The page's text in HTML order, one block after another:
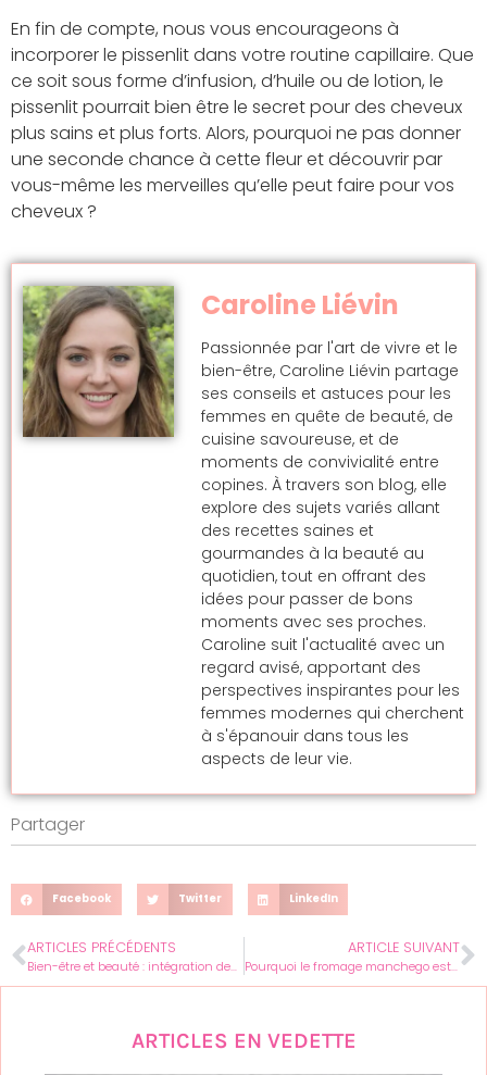
En fin de compte, nous vous encourageons à
incorporer le pissenlit dans votre routine capillaire. Que
ce soit sous forme d’infusion, d’huile ou de lotion, le
pissenlit pourrait bien être le secret pour des cheveux
plus sains et plus forts. Alors, pourquoi ne pas donner
une seconde chance à cette fleur et découvrir par
vous-même les merveilles qu’elle peut faire pour vos
cheveux ?
Caroline Liévin
Passionnée par l'art de vivre et le
bien-être, Caroline Liévin partage
ses conseils et astuces pour les
femmes en quête de beauté, de
cuisine savoureuse, et de
moments de convivialité entre
copines. À travers son blog, elle
explore des sujets variés allant
des recettes saines et
gourmandes à la beauté au
quotidien, tout en offrant des
idées pour passer de bons
moments avec ses proches.
Caroline suit l'actualité avec un
regard avisé, apportant des
perspectives inspirantes pour les
femmes modernes qui cherchent
à s'épanouir dans tous les
aspects de leur vie.
Partager
Facebook Twitter LinkedIn
ARTICLES PRÉCÉDENTS
Bien-être et beauté : intégration des pratiques holistiques dans les instituts de beauté de Caen
ARTICLE SUIVANT
Pourquoi le fromage manchego est-il si populaire ?
ARTICLES EN VEDETTE